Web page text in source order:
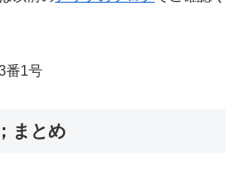
番1号
まとめ